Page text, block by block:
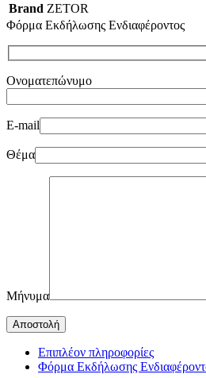
Brand ZETOR
Φόρμα Εκδήλωσης Ενδιαφέροντος
Ονοματεπώνυμο
E-mail
Θέμα
Μήνυμα
Επιπλέον πληροφορίες
Φόρμα Εκδήλωσης